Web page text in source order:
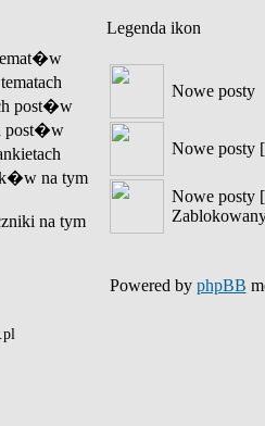
Legenda ikon
post�w
post�w
na tym
na tym
Nowe posty
Nowe posty
Nowe posty [
Powered by phpBB